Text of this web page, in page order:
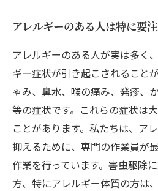
アレルギーのある人は特に要注
アレルギーのある人が実は多く
ギー症状が引き起こされること
ゃみ、鼻水、喉の痛み、発疹、
等の症状です。これらの症状は
ことがあります。私たちは、ア
抑えるために、専門の作業員が
作業を行っています。害虫駆除
方、特にアレルギー体質の方は